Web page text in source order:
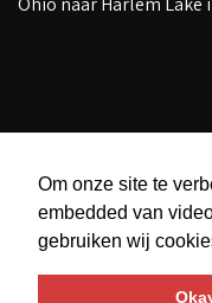
Om onze site te
embedded van
gebruiken wij